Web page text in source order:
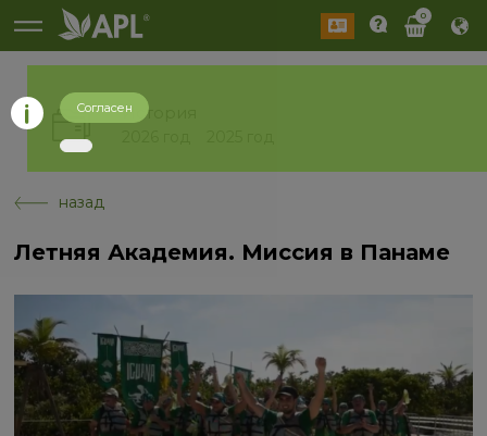
0
История
назад
Летняя Академия. Миссия в Панаме
Согласен